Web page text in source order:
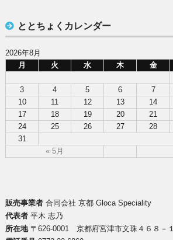
ととちょくカレンダー
2026年8月
月
火 水 木 金
« 5月
3
4 5 6 7
10
11 12 13 14
17
18 19 20 21
24
25 26 27 28
31
販売事業者 合同会社 京都 Gloca Speciality
代表者 平木 志乃
所在地〒626-0001 京都府宮津市文珠４６８－１